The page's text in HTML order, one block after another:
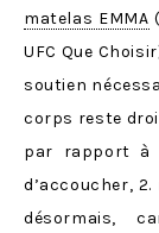
matelas EMMA
UFC Que
soutien
corps reste
par rapport à
d’accoucher,
désormais,